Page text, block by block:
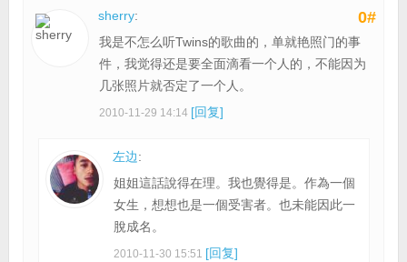
0#
sherry:
我是不怎么听Twins的歌曲的，单就艳照门的事
件，我觉得还是要全面滴看一个人的，不能因为
几张照片就否定了一个人。
2010-11-29 14:14 [回复]
左边:
姐姐這話說得在理。我也覺得是。作為一個
女生，想想也是一個受害者。也未能因此一
脫成名。
2010-11-30 15:51 [回复]